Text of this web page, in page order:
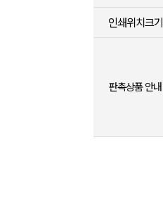
인쇄위치크기
판촉상품 안내